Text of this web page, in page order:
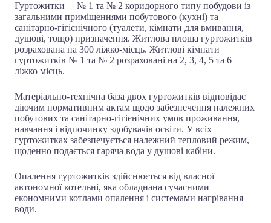
Гуртожитки № 1 та № 2 коридорного типу побудови із
загальними приміщеннями побутового (кухні) та
санітарно-гігієнічного (туалети, кімнати для вмивання,
душові, тощо) призначення. Житлова площа гуртожитків
розрахована на 300 ліжко-місць. Житлові кімнати
гуртожитків № 1 та № 2 розраховані на 2, 3, 4, 5 та 6
ліжко місць.
Матеріально-технічна база двох гуртожитків відповідає
діючим нормативним актам щодо забезпечення належних
побутових та санітарно-гігієнічних умов проживання,
навчання і відпочинку здобувачів освіти. У всіх
гуртожитках забезпечується належний тепловий режим,
щоденно подається гаряча вода у душові кабіни.
Опалення гуртожитків здійснюється від власної
автономної котельні, яка обладнана сучасними
економними котлами опалення і системами нагрівання
води.